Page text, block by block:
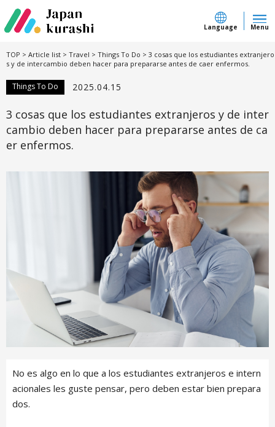
Language Menu
TOP > Article list > Travel > Things To Do > 3 cosas que los estudiantes extranjero
s y de intercambio deben hacer para prepararse antes de caer enfermos.
Things To Do 2025.04.15
3 cosas que los estudiantes extranjeros y de inter
cambio deben hacer para prepararse antes de ca
er enfermos.
No es algo en lo que a los estudiantes extranjeros e intern
acionales les guste pensar, pero deben estar bien prepara
dos.